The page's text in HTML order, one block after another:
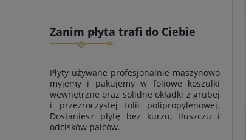
Zanim płyta trafi do Ciebie
Płyty używane profesjonalnie maszynowo
myjemy i pakujemy w foliowe koszulki
wewnętrzne oraz solidne okładki z grubej
i przezroczystej folii polipropylenowej.
Dostaniesz płytę bez kurzu, tłuszczu i
odcisków palców.